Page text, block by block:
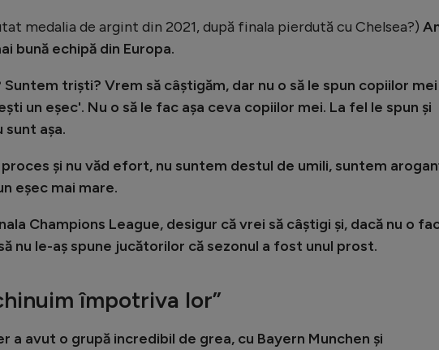
medalia de argint din 2021, după finala pierdută cu Chelsea?)
bună echipă din Europa.
triști? Vrem să câștigăm, dar nu o să le spun copiilor mei
un eșec'. Nu o să le fac așa ceva copiilor mei. La fel le spun și
sunt așa.
și nu văd efort, nu suntem destul de umili, suntem
eșec mai mare.
Champions League, desigur că vrei să câștigi și, dacă nu o
nu le-aș spune jucătorilor că sezonul a fost unul prost.
împotriva lor”
a avut o grupă incredibil de grea, cu Bayern Munchen și